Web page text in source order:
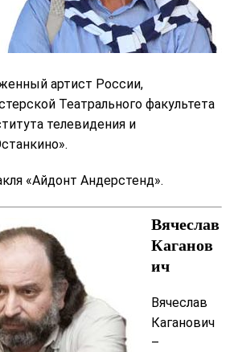
артист России,
Театрального факультета
телевидения и
«Айдонт Андерстенд».
Вячеслав
Каганов
ич
Вячеслав
Каганович
–